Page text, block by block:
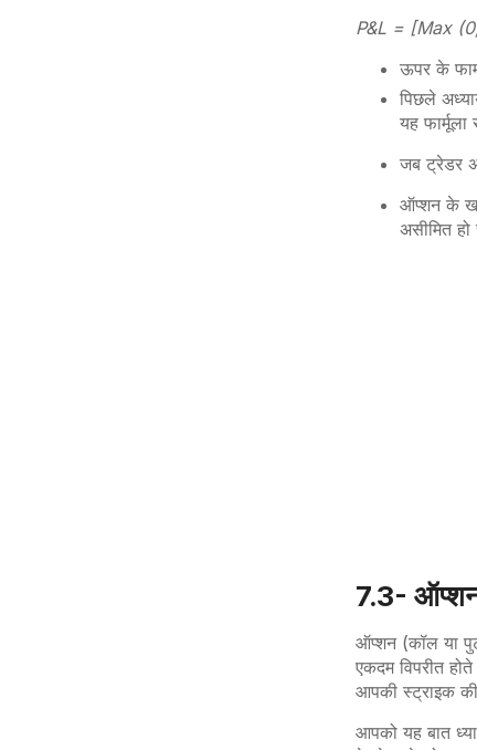
P&L = [Max
ऊपर के
पिछले
यह फार्मूला
जब ट्रेडर
ऑप्शन के
असीमित
7.3- ऑप्शन
ऑप्शन (कॉल या
एकदम विपरीत
आपकी स्ट्राइक
आपको यह बात